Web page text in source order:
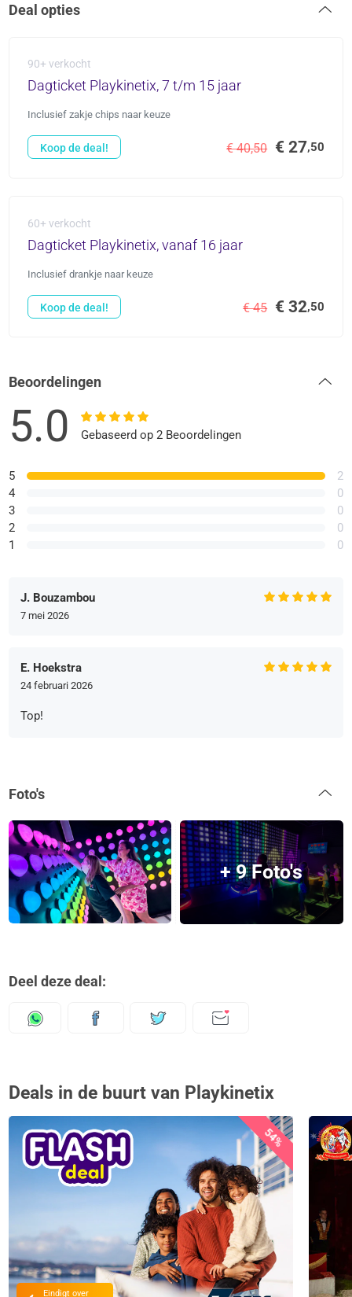
Deal opties
90+ verkocht
Dagticket Playkinetix, 7 t/m 15 jaar
Inclusief zakje chips naar keuze
€ 40,50 € 27,50
Koop de deal!
60+ verkocht
Dagticket Playkinetix, vanaf 16 jaar
Inclusief drankje naar keuze
€ 45 € 32,50
Koop de deal!
Beoordelingen
5.0 Gebaseerd op 2 Beoordelingen
5
4
3
2
1
2
0
0
0
0
J. Bouzambou
7 mei 2026
E. Hoekstra
24 februari 2026
Top!
Foto's
+ 9 Foto's
Deel deze deal:
Deals in de buurt van Playkinetix
54%
Eindigt over